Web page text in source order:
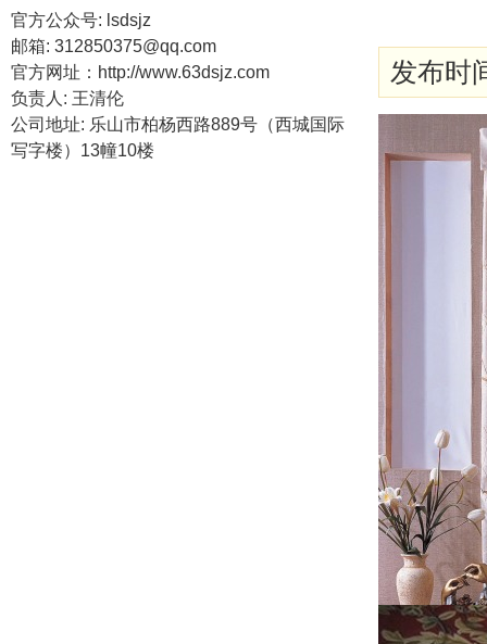
官方公众号: lsdsjz
邮箱: 312850375@qq.com
官方网址： http://www.63dsjz.com
负责人: 王清伦
公司地址: 乐山市柏杨西路889号（西城国际
写字楼）13幢10楼
发布时